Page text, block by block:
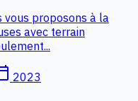
vous proposons à la
avec terrain
2023